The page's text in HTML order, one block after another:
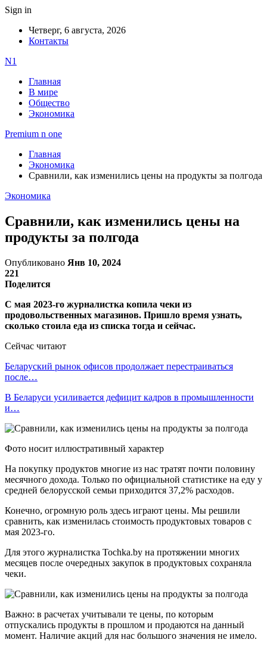
Sign in
Четверг, 6 августа, 2026
Контакты
N1
Главная
В мире
Общество
Экономика
Premium n one
Главная
Экономика
Сравнили, как изменились цены на продукты за полгода
Экономика
Сравнили, как изменились цены на
продукты за полгода
Опубликовано Янв 10, 2024
221
Поделится
С мая 2023-го журналистка копила чеки из
продовольственных магазинов. Пришло время узнать,
сколько стоила еда из списка тогда и сейчас.
Сейчас читают
Беларуский рынок офисов продолжает перестраиваться
после…
В Беларуси усиливается дефицит кадров в промышленности
и…
Фото носит иллюстративный характер
На покупку продуктов многие из нас тратят почти половину
месячного дохода. Только по официальной статистике на еду у
средней белорусской семьи приходится 37,2% расходов.
Конечно, огромную роль здесь играют цены. Мы решили
сравнить, как изменилась стоимость продуктовых товаров с
мая 2023-го.
Для этого журналистка Tochka.by на протяжении многих
месяцев после очередных закупок в продуктовых сохраняла
чеки.
Важно: в расчетах учитывали те цены, по которым
отпускались продукты в прошлом и продаются на данный
момент. Наличие акций для нас большого значения не имело.